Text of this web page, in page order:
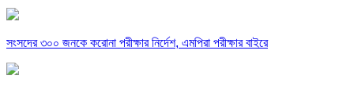
সংসদের ৩০০ জনকে করোনা পরীক্ষার নির্দেশ, এমপিরা পরীক্ষার বাইরে